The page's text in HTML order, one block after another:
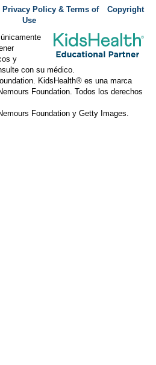
Privacy Policy & Terms of
Use
Copyright
y
con su médico.
KidsHealth® es una marca
Foundation. Todos los derechos
Foundation y Getty Images.